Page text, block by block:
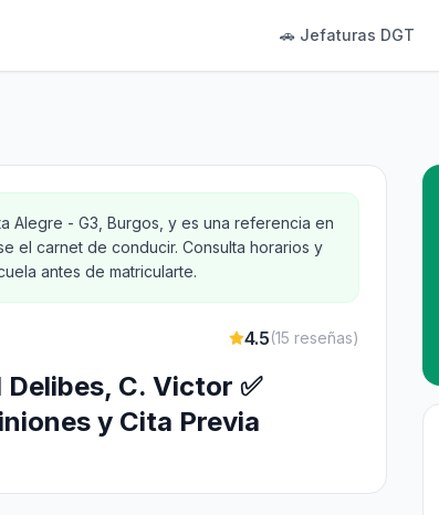
🚗 Jefaturas DGT
Alegre - G3, Burgos, y es una referencia en
el carnet de conducir. Consulta horarios y
antes de matricularte.
4.5(15 reseñas)
C. Victor ✅
y Cita Previa